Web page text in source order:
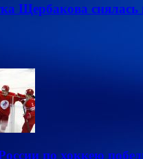
Щербакова снялась
по хоккею